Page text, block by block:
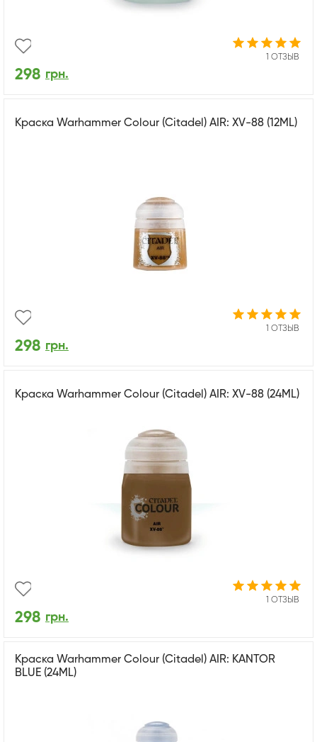
1 ОТЗЫВ
298 грн.
Краска Warhammer Colour (Citadel) AIR: XV-88 (12ML)
1 ОТЗЫВ
298 грн.
Краска Warhammer Colour (Citadel) AIR: XV-88 (24ML)
1 ОТЗЫВ
298 грн.
Краска Warhammer Colour (Citadel) AIR: KANTOR
BLUE (24ML)